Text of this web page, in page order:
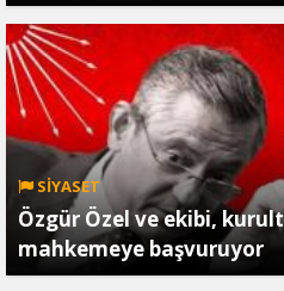
SİYASET
Özgür Özel ve ekibi,
mahkemeye başvuruyor